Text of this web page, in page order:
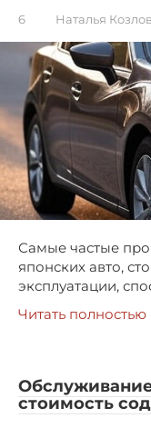
6 Наталья
Самые частые
японских авто,
эксплуатации,
Читать полностью
стоимость